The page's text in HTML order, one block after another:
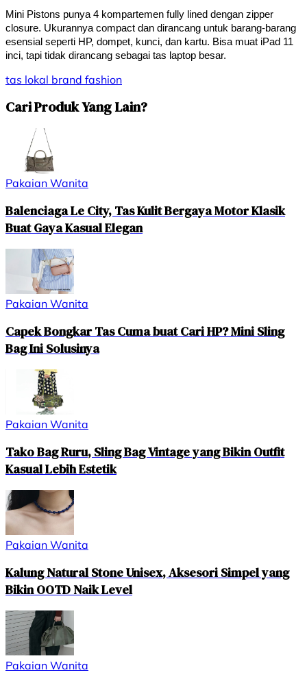
Mini Pistons punya 4 kompartemen fully lined dengan zipper
closure. Ukurannya compact dan dirancang untuk barang-barang
esensial seperti HP, dompet, kunci, dan kartu. Bisa muat iPad 11
inci, tapi tidak dirancang sebagai tas laptop besar.
tas lokal brand fashion
Cari Produk Yang Lain?
Pakaian Wanita
Balenciaga Le City, Tas Kulit Bergaya Motor Klasik
Buat Gaya Kasual Elegan
Pakaian Wanita
Capek Bongkar Tas Cuma buat Cari HP? Mini Sling
Bag Ini Solusinya
Pakaian Wanita
Tako Bag Ruru, Sling Bag Vintage yang Bikin Outfit
Kasual Lebih Estetik
Pakaian Wanita
Kalung Natural Stone Unisex, Aksesori Simpel yang
Bikin OOTD Naik Level
Pakaian Wanita